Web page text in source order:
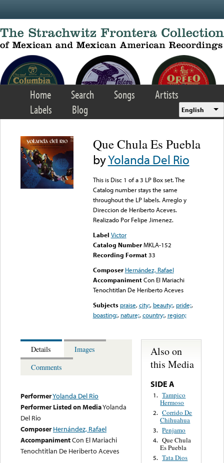
Home Search Songs
Artists
Labels
Blog English
Que Chula Es Puebla
byYolanda Del Rio
This is Disc 1 of a 3 LP Box set. The
Catalog number stays the same
throughout the LP labels. Arreglo y
Direccion de Heriberto Aceves.
Realizado Por Felipe Jimenez.
Label Victor
Catalog Number MKLA-152
Recording Format33
Composer Hernández, Rafael
Accompaniment Con El Mariachi
Tenochtitlan De Heriberto Aceves
Subjects praise,city;, beauty;, pride;,
boasting;, nature;,country;, region;
Details
Images
Comments
PerformerYolanda Del Rio
Performer Listed on MediaYolanda
Del Rio
Composer Hernández, Rafael
AccompanimentCon El Mariachi
Tenochtitlan De Heriberto Aceves
Also on
this Media
SIDE A
1. Tampico
Hermoso
2. Corrido De
Chihuahua
3. Penjamo
4. Que Chula
Es Puebla
5. Tata Dios